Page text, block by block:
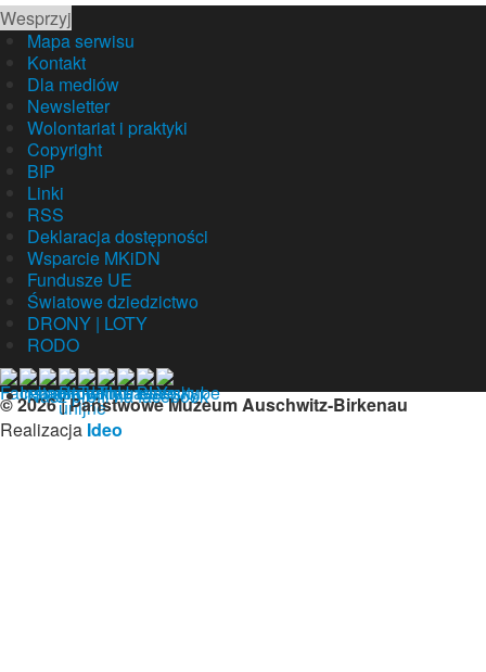
Wesprzyj
Mapa serwisu
Kontakt
Dla mediów
Newsletter
Wolontariat i praktyki
Copyright
BIP
Linki
RSS
Deklaracja dostępności
Wsparcie MKiDN
Fundusze UE
Światowe dziedzictwo
DRONY | LOTY
RODO
© 2026 | Państwowe Muzeum Auschwitz-Birkenau
Realizacja Ideo
Nasz profil na facebook